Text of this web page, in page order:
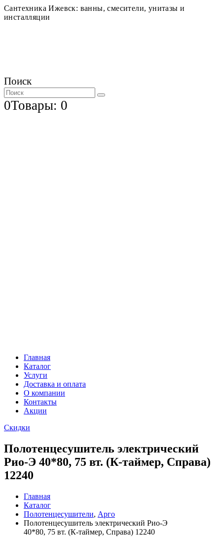
Сантехника Ижевск: ванны, смесители, унитазы и
инсталляции
Поиск
0Товары: 0
Главная
Каталог
Услуги
Доставка и оплата
О компании
Контакты
Акции
Скидки
Полотенцесушитель электрический
Рио-Э 40*80, 75 вт. (К-таймер, Справа)
12240
Главная
Каталог
Полотенцесушители, Арго
Полотенцесушитель электрический Рио-Э
40*80, 75 вт. (К-таймер, Справа) 12240